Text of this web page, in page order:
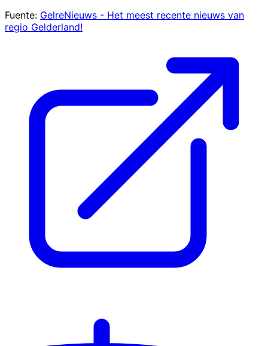
Fuente: GelreNieuws - Het meest recente nieuws van
regio Gelderland!